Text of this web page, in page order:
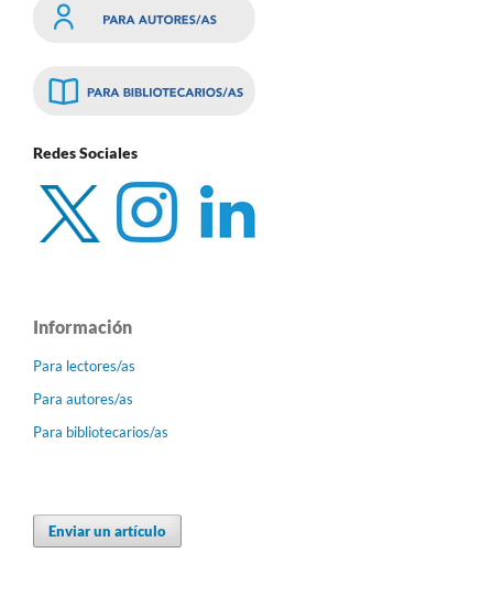
Redes Sociales
Información
Para lectores/as
Para autores/as
Para bibliotecarios/as
Enviar un artículo